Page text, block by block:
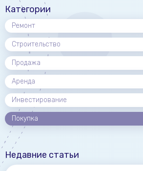
Категории
Ремонт
Строительство
Продажа
Аренда
Инвестирование
Покупка
Недавние статьи